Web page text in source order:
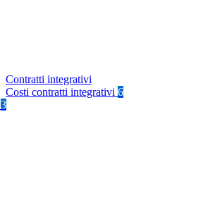
Contratti integrativi
Costi contratti integrativi 6
3